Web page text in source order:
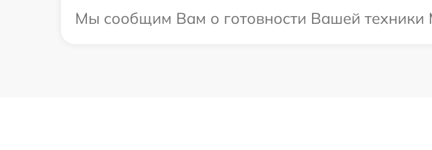
Мы сообщим Вам о готовности Вашей техники